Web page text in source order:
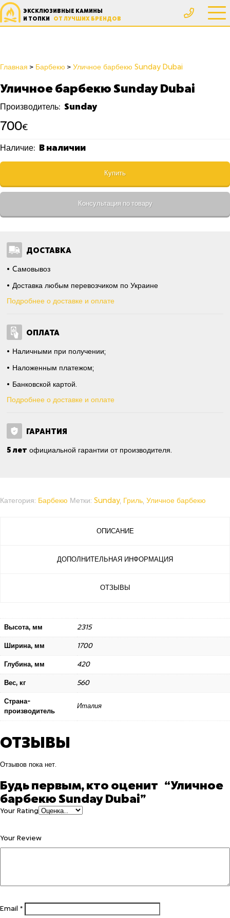
ЭКСКЛЮЗИВНЫЕ КАМИНЫ
И ТОПКИ ОТ ЛУЧШИХ БРЕНДОВ
Главная Барбекю Уличное барбекю Sunday Dubai
Уличное барбекю Sunday Dubai
Производитель: Sunday
700€
Наличие: В наличии
Купить
Консультация по товару
ДОСТАВКА
Cамовывоз
Доставка любым перевозчиком по Украине
Подробнее о доставке и оплате
ОПЛАТА
Наличными при получении;
Наложенным платежом;
Банковской картой.
Подробнее о доставке и оплате
ГАРАНТИЯ
5 лет официальной гарантии от производителя.
Категория: Барбекю Метки: Sunday, Гриль, Уличное барбекю
ОПИСАНИЕ
ДОПОЛНИТЕЛЬНАЯ ИНФОРМАЦИЯ
ОТЗЫВЫ
Высота, мм 2315
Ширина, мм 1700
Глубина, мм 420
Вес, кг 560
Страна-
производитель
Италия
ОТЗЫВЫ
Отзывов пока нет.
Будь первым, кто оценит “Уличное
барбекю Sunday Dubai”
Your Rating
Your Review
Email *